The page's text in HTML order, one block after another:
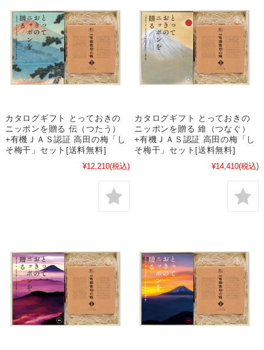
カタログギフト とっておきの
ニッポンを贈る 伝（つたう）
+有機ＪＡＳ認証 高田の梅「し
そ梅干」セット[送料無料]
¥12,210(税込)
カタログギフト とっておきの
ニッポンを贈る 維（つなぐ）
+有機ＪＡＳ認証 高田の梅「し
そ梅干」セット[送料無料]
¥14,410(税込)